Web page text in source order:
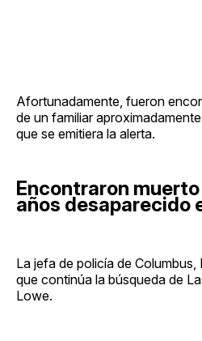
Afortunadamente, fueron
de un familiar
que se emitiera la alerta.
Encontraron
años desaparecido
La jefa de policía de Columbus,
que continúa la búsqueda de
Lowe.